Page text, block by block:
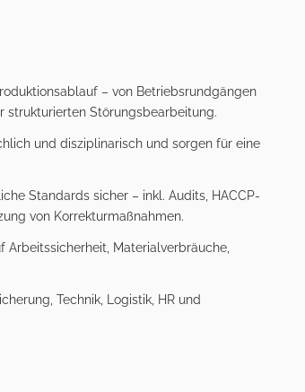
– von Betriebsrundgängen
strukturierten Störungsbearbeitung.
und disziplinarisch und sorgen für eine
Standards sicher – inkl. Audits, HACCP-
von Korrekturmaßnahmen.
Materialverbräuche,
Technik, Logistik, HR und